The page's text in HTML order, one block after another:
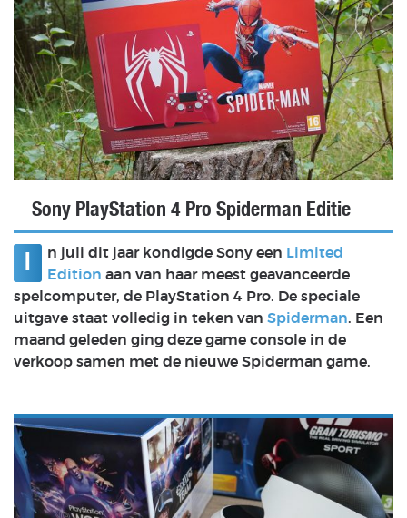
Sony PlayStation 4 Pro Spiderman Editie
n juli dit jaar kondigde Sony een Limited
Edition aan van haar meest geavanceerde
spelcomputer, de PlayStation 4 Pro. De speciale
uitgave staat volledig in teken van Spiderman. Een
maand geleden ging deze game console in de
verkoop samen met de nieuwe Spiderman game.